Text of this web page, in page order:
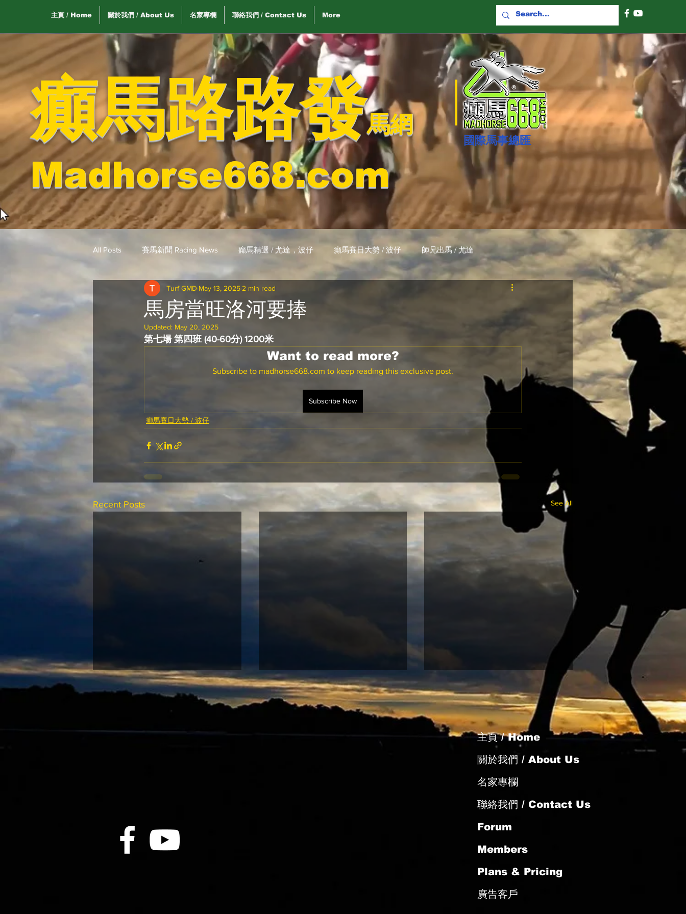
主頁 / Home 關於我們 / About Us 名家專欄 聯絡我們 / Contact Us More
癲馬路路發馬網
Madhorse668.com
國際​馬事總匯
All Posts 賽馬新聞 Racing News 癲馬精選 / 尤達，波仔 癲馬賽日大勢 / 波仔 師兄出馬 / 尤達
戈登說馬事 / 馬王哥頓 三 T 大茶飯 / LakLak 自購馬透視 / G.C.
歐美新馬速遞 / G.C G.C. 環宇脈搏 / Gallant Chief
騎練合作成績 (香港) / 資料組 騎練場地數據 (香港) / 資料組 賽事報名 (香港) / 資料組
Saudi Cup 沙地盃
馬房當旺洛河要捧
Turf GMD May 13, 2025 2 min read
Updated: May 20, 2025
第七場 第四班 (40-60分) 1200米
Want to read more?
Subscribe to madhorse668.com to keep reading this exclusive post.
Subscribe Now
癲馬賽日大勢 / 波仔
Recent Posts See All
奔放再闖勝門主頁 / Home
關於我們 / About Us
名家專欄
聯絡我們 / Contact Us
Forum
Members
Plans & Pricing
廣告客戶